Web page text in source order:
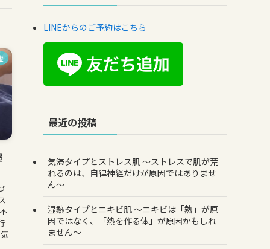
LINEからのご予約はこちら
最近の投稿
気滞タイプとストレス肌 〜ストレスで肌が荒
れるのは、自律神経だけが原因ではありませ
ん〜
湿熱タイプとニキビ肌 〜ニキビは「熱」が原
因ではなく、「熱を作る体」が原因かもしれ
ません〜